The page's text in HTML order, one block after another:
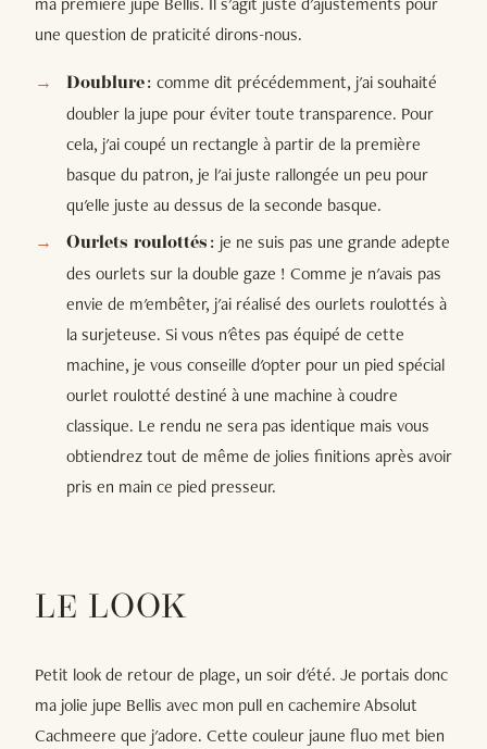
une question de praticité dirons-nous.
Doublure : comme dit précédemment, j'ai souhaité
doubler la jupe pour éviter toute transparence. Pour
cela, j'ai coupé un rectangle à partir de la première
basque du patron, je l'ai juste rallongée un peu pour
qu'elle juste au dessus de la seconde basque.
Ourlets roulottés : je ne suis pas une grande adepte
des ourlets sur la double gaze ! Comme je n'avais pas
envie de m'embêter, j'ai réalisé des ourlets roulottés à
la surjeteuse. Si vous n'êtes pas équipé de cette
machine, je vous conseille d'opter pour un pied spécial
ourlet roulotté destiné à une machine à coudre
classique. Le rendu ne sera pas identique mais vous
obtiendrez tout de même de jolies finitions après avoir
pris en main ce pied presseur.
LE LOOK
Petit look de retour de plage, un soir d'été. Je portais donc
ma jolie jupe Bellis avec mon pull en cachemire Absolut
Cachmeere que j'adore. Cette couleur jaune fluo met bien